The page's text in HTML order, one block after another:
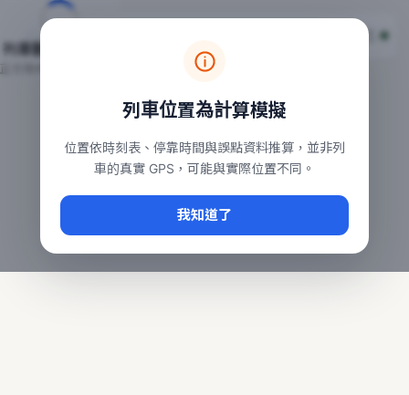
台鐵列車即時位置地圖
本頁顯示目前全台鐵運行中的列車位置，涵蓋自強、普悠瑪、
常用查詢：
、台中車站即時動態
台鐵即時動態
列車位置為計算模擬
位置依時刻表、停靠時間與誤點資料推算，並非列
車的真實 GPS，可能與實際位置不同。
我知道了
列車動態載入中…